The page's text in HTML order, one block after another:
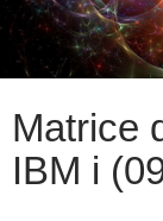
Matrice
IBM i